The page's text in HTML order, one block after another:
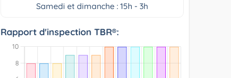
Samedi et dimanche : 15h - 3h
Rapport d'inspection TBR®: